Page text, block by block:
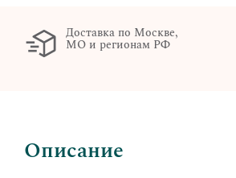
Доставка по Москве,
МО и регионам РФ
Описание